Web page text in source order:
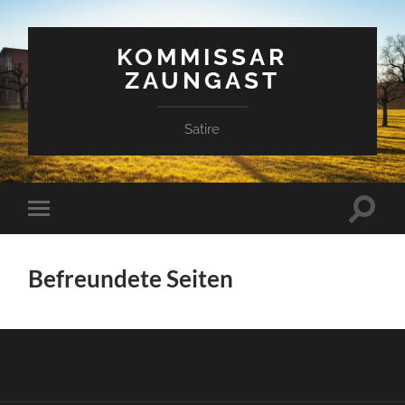
KOMMISSAR
ZAUNGAST
Satire
Mobile-
Menü
Befreundete Seiten